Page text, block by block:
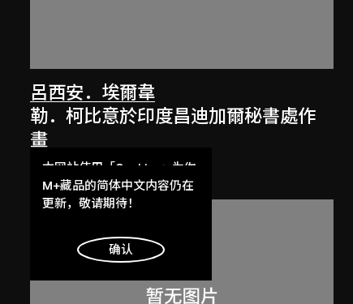
呂西安．埃爾韋
勒．柯比意於印度昌迪加爾秘書處作
畫
1955
本网站使用「Cookies」为你
提供最好的网站体验。
了解更多
明白
M+藏品的简体中文内容仍在
更新，敬请期待！
确认